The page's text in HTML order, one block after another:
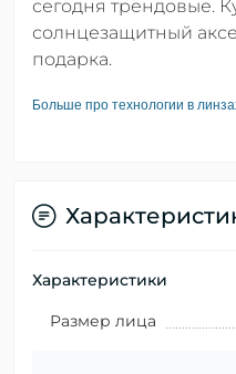
сегодня трендовые.
солнцезащитный
подарка.
Больше про технологии в
Характеристики
Размер лица